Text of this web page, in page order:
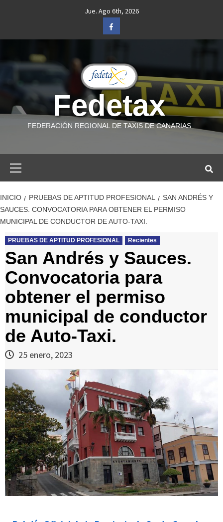
Jue. Ago 6th, 2026
Facebook
Fedetax
FEDERACIÓN REGIONAL DE TAXIS DE CANARIAS
INICIO PRUEBAS DE APTITUD PROFESIONAL
SAN ANDRÉS Y
SAUCES. CONVOCATORIA PARA OBTENER EL PERMISO
MUNICIPAL DE CONDUCTOR DE AUTO-TAXI.
PRUEBAS DE APTITUD PROFESIONAL Recientes
San Andrés y Sauces.
Convocatoria para
obtener el permiso
municipal de conductor
de Auto-Taxi.
25 enero, 2023